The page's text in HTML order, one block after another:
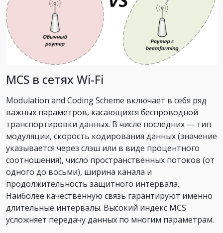
MCS в сетях Wi-Fi
Modulation and Coding Scheme включает в себя ряд
важных параметров, касающихся беспроводной
транспортировки данных. В числе последних — тип
модуляции, скорость кодирования данных (значение
указывается через слэш или в виде процентного
соотношения), число пространственных потоков (от
одного до восьми), ширина канала и
продолжительность защитного интервала.
Наиболее качественную связь гарантируют именно
длительные интервалы. Высокий индекс MCS
усложняет передачу данных по многим параметрам.